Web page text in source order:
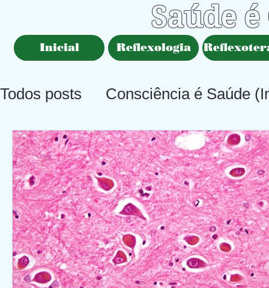
Saúde
Inicial Reflexologia
Todos posts Consciência é Saúde
Saúde é Consciência (Principal)